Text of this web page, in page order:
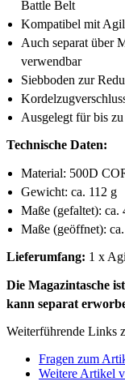
Battle Belt
Kompatibel mit
Auch separat über
verwendbar
Siebboden zur
Ausgelegt für bis
Technische Daten:
Material: 500D
Gewicht: ca. 112 g
Maße (gefaltet):
Maße (geöffnet):
Lieferumfang: 1 x
Die Magazintasche
kann separat
Weiterführende Links
Fragen zum
Weitere Artikel